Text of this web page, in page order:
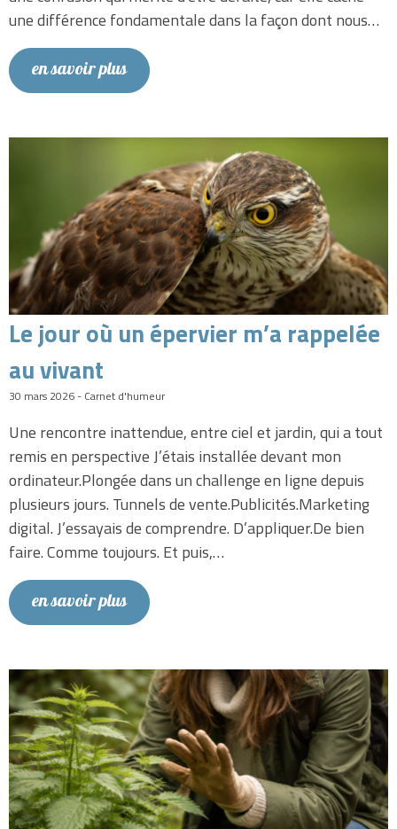
une différence fondamentale dans la façon dont nous…
en savoir plus
Le jour où un épervier m’a rappelée
au vivant
30 mars 2026 - Carnet d'humeur
Une rencontre inattendue, entre ciel et jardin, qui a tout
remis en perspective J’étais installée devant mon
ordinateur.Plongée dans un challenge en ligne depuis
plusieurs jours. Tunnels de vente.Publicités.Marketing
digital. J’essayais de comprendre. D’appliquer.De bien
faire. Comme toujours. Et puis,…
en savoir plus